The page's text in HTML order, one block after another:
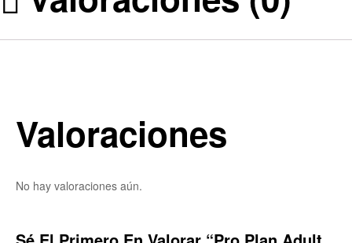
Valoraciones
No hay valoraciones aún.